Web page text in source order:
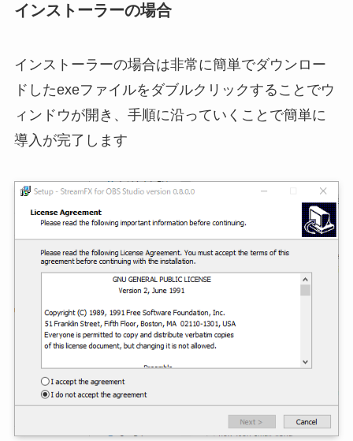
インストーラーの場合
インストーラーの場合は非常に簡単でダウンロー
ドしたexeファイルをダブルクリックすることでウ
ィンドウが開き、手順に沿っていくことで簡単に
導入が完了します